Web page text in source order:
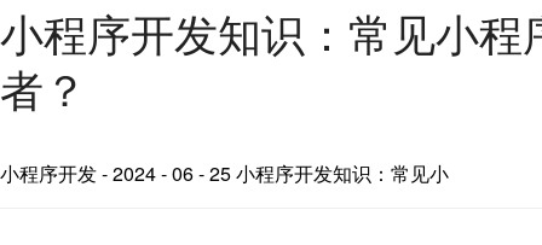
小程序开发知识：常见小程
者？
小程序开发- 2024 - 06 - 25 小程序开发知识：常见小